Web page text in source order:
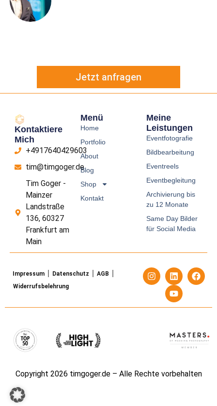
Jetzt anfragen
Kontaktiere
Mich
+4917640429603
tim@timgoger.de
Tim Goger -
Mainzer
Landstraße
136, 60327
Frankfurt am
Main
Menü
Home
Portfolio
About
Blog
Shop
Kontakt
Meine
Leistungen
Eventfotografie
Bildbearbeitung
Eventreels
Eventbegleitung
Archivierung bis
zu 12 Monate
Same Day Bilder
für Social Media
Impressum Datenschutz
AGB
Widerrufsbelehrung
Copyright 2026 timgoger.de – Alle Rechte vorbehalten